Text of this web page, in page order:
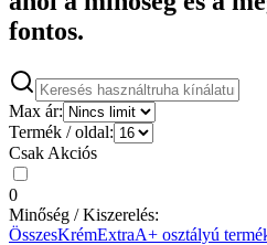
fontos.
Max ár:
Termék / oldal:
Csak Akciós
0
Minőség / Kiszerelés:
ÖsszesKrémExtraA+ osztályú